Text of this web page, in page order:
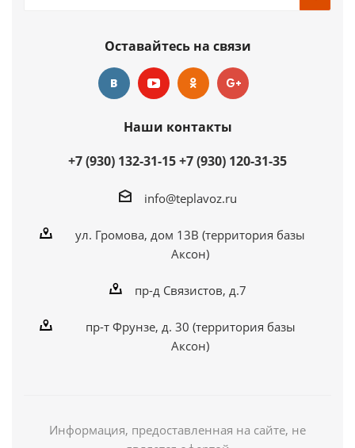
Оставайтесь на связи
Наши контакты
+7 (930) 132-31-15+7 (930) 120-31-35
info@teplavoz.ru
ул. Громова, дом 13В (территория базы
Аксон)
пр-д Связистов, д.7
пр-т Фрунзе, д. 30 (территория базы
Аксон)
Информация, предоставленная на сайте, не